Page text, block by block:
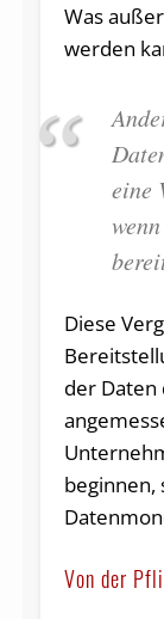
Was
werden
eine
Diese
der Daten
beginnen,
Von der